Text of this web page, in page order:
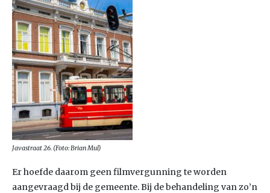
Javastraat 26. (Foto: Brian Mul)
Er hoefde daarom geen filmvergunning te worden
aangevraagd bij de gemeente. Bij de behandeling van zo’n